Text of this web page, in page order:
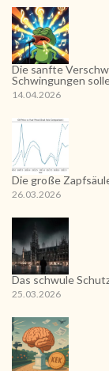
Die sanfte
Schwingungen
14.04.2026
Die große
26.03.2026
Das schwule
25.03.2026